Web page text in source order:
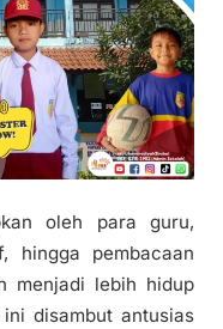
oleh para guru,
hingga pembacaan
menjadi lebih hidup
disambut antusias